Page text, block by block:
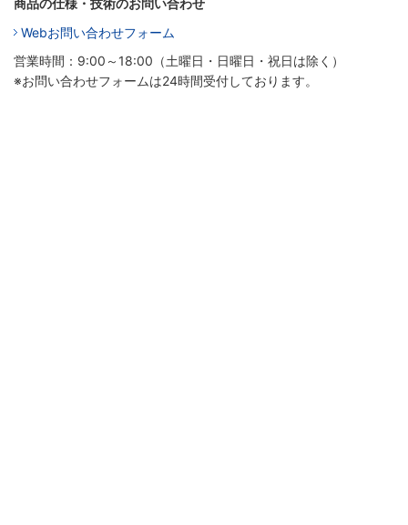
Webお問い合わせフォーム
営業時間：9:00～18:00（土曜日・日曜日・祝日は除く）
※お問い合わせフォームは24時間受付しております。